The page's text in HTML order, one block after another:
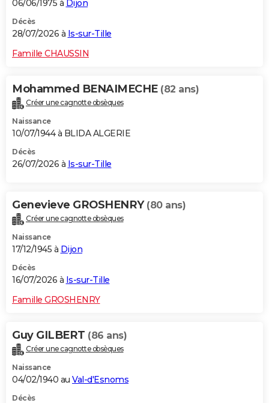
GUIDES D'ACHAT
Carte de Noël
Carte Bonne année
Carte Saint-Valentin
Carte Pâques
Carte d'anniversaire
DICTIONNAIRE
Dictionnaire
Biographies
Citations
Expressions
Proverbes
PROGRAMME TV
S'inscrire
Se connecter
Lycées
Collèges
Primaires
Universités
Entreprises
Service militaire
Avis de recherche
AVIS DE DÉCÈS
Bricolage
Lifestyle
Culture
Sport
Auto
Television
Voyage
Cinema
06/06/1975 à Dijon
Décès
28/07/2026 à Is-sur-Tille
Famille CHAUSSIN
Mohammed BENAIMECHE (82 ans)
Créer une cagnotte obsèques
Naissance
10/07/1944 à BLIDA ALGERIE
Décès
26/07/2026 à Is-sur-Tille
Genevieve GROSHENRY (80 ans)
Créer une cagnotte obsèques
Naissance
17/12/1945 à Dijon
Décès
16/07/2026 à Is-sur-Tille
Famille GROSHENRY
Guy GILBERT (86 ans)
Créer une cagnotte obsèques
Naissance
04/02/1940 au Val-d'Esnoms
Décès